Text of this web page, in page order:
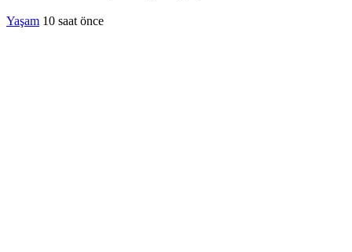
Yaşam 10 saat önce